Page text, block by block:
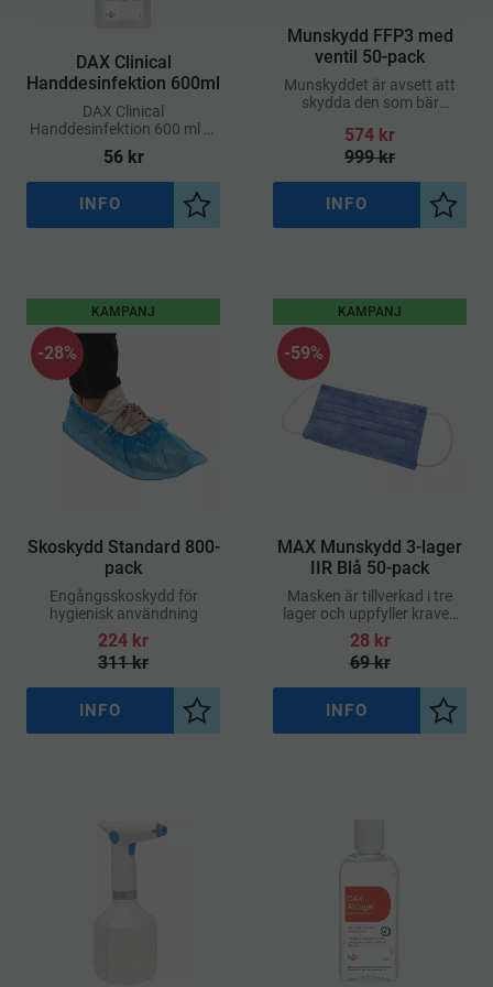
DAX Clinical
Handdesinfektion 600ml
DAX Clinical
Handdesinfektion 600 ml är
en högkvalitativ och
vårdande handdesinfektion
framtagen för professionellt
bruk
56kr
Lägg till i önskelista
INFO
Munskydd FFP3 med
ventil 50-pack
Munskyddet är avsett att
skydda den som bär
smitta i sin omgivning
574 kr
999kr
Lägg
INFO
Skoskydd Standard 800-
pack
Engångsskoskydd för
hygienisk användning
224 kr
311kr
28%
KAMPANJ
Lägg till i önskelista
INFO
MAX Munskydd 3-lager
IIR Blå 50-pack
Masken är tillverkad i tre
lager och uppfyller kraven
enligt EN
14683:2019+AC:2019
28kr
69kr
59%
KAMPANJ
Lägg
INFO